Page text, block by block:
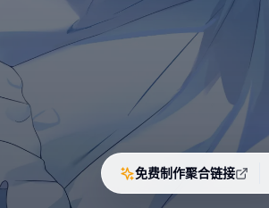
免费制作聚合链接